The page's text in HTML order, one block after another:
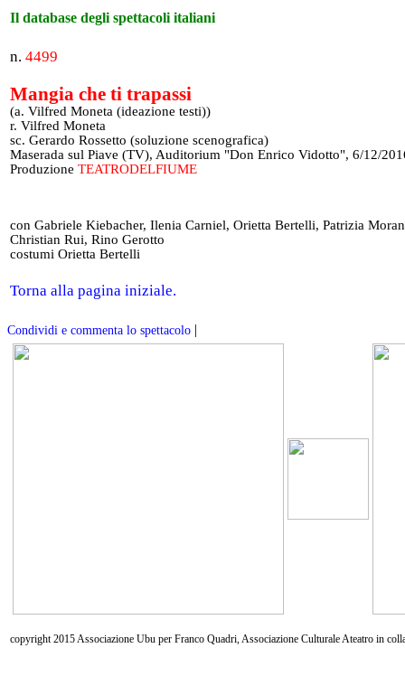
Il database degli spettacoli italiani
n. 4499
Mangia che ti trapassi
(a. Vilfred Moneta (ideazione testi))
r. Vilfred Moneta
sc. Gerardo Rossetto (soluzione scenografica)
Maserada sul Piave (TV), Auditorium "Don Enrico Vidotto", 6/12/
Produzione TEATRODELFIUME
con Gabriele Kiebacher, Ilenia Carniel, Orietta Bertelli, Patrizia
Christian Rui, Rino Gerotto
costumi Orietta Bertelli
Torna alla pagina iniziale.
Condividi e commenta lo spettacolo |
copyright 2015 Associazione Ubu per Franco Quadri, Associazione Culturale Ateatro in